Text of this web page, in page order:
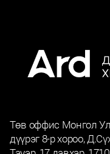
Төв оффис Монгол
дүүрэг 8-р хороо,